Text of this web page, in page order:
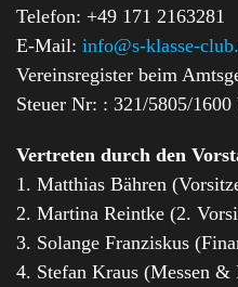
Telefon: +49 171 2163281
E-Mail: info@s-klasse-
Vereinsregister beim
Steuer Nr: : 321/5805/
Vertreten durch den
1. Matthias Bähren
2. Martina Reintke (2.
3. Solange Franziskus
4. Stefan Kraus (Messen &